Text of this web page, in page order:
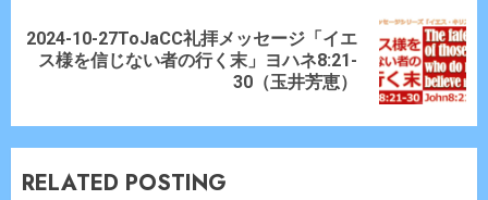
Next
2024-10-27ToJaCC礼拝メッセージ「イエ
ス様を信じない者の行く末」ヨハネ8:21-
30（玉井芳恵）
RELATED POSTING